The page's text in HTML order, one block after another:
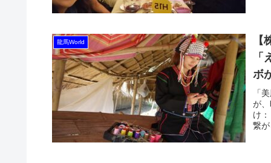
龍馬World
ボ
「
が
け
繋